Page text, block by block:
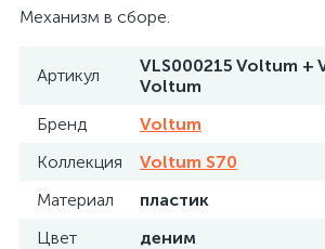
Механизм в сборе.
Артикул
VLS000215 Voltum +
Voltum
Бренд
Voltum
Коллекция
Voltum S70
Материал
пластик
Цвет
деним